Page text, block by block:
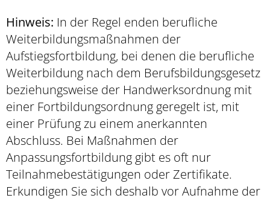
Hinweis: In der Regel enden berufliche
Weiterbildungsmaßnahmen der
Aufstiegsfortbildung, bei denen die berufliche
Weiterbildung nach dem Berufsbildungsgesetz
beziehungsweise der Handwerksordnung mit
einer Fortbildungsordnung geregelt ist, mit
einer Prüfung zu einem anerkannten
Abschluss. Bei Maßnahmen der
Anpassungsfortbildung gibt es oft nur
Teilnahmebestätigungen oder Zertifikate.
Erkundigen Sie sich deshalb vor Aufnahme der